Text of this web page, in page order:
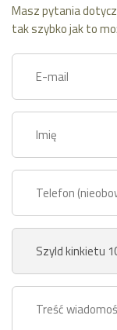
Masz pytania
tak szybko jak to